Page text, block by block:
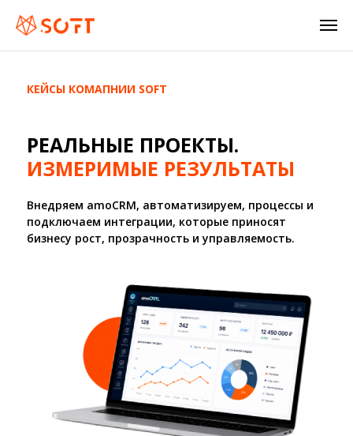
КЕЙСЫ КОМАПНИИ SOFT
Внедряем amoCRM, автоматизируем, процессы и
подключаем интеграции, которые приносят
бизнесу рост, прозрачность и управляемость.
РЕАЛЬНЫЕ ПРОЕКТЫ.
ИЗМЕРИМЫЕ РЕЗУЛЬТАТЫ